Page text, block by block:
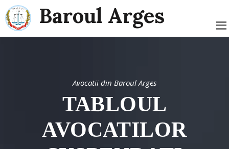
Baroul Arges
Avocatii din Baroul Arges
TABLOUL
AVOCATILOR